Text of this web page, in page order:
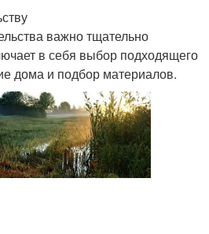
важно тщательно
в себя выбор подходящего
дома и подбор материалов.